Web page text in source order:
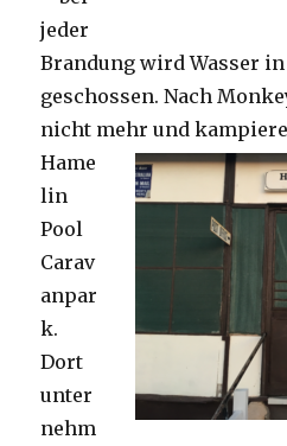
jeder
Brandung wird Wasser
geschossen. Nach
nicht mehr und
Hame
lin
Pool
Carav
anpar
k.
Dort
unter
nehm